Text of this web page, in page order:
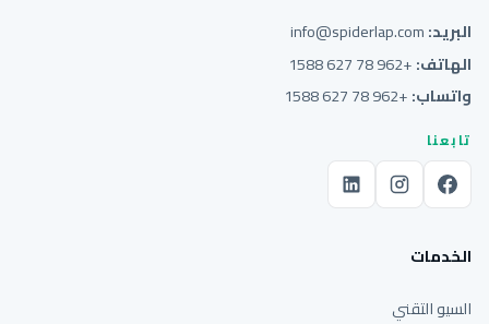
البريد:info@spiderlap.com
الهاتف:+962 78 627 1588
واتساب:+962 78 627 1588
تابعنا
الخدمات
السيو التقني